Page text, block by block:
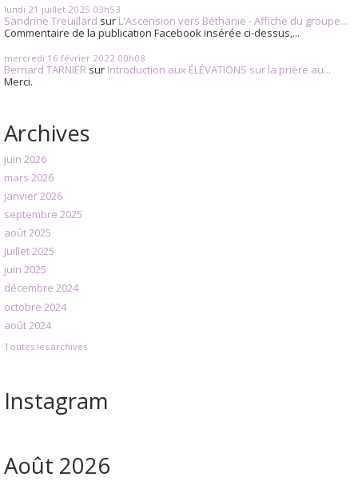
lundi 21 juillet 2025 03h53
Sandrine Treuillard sur L'Ascension vers Béthanie - Affiche du groupe...
Commentaire de la publication Facebook insérée ci-dessus,...
mercredi 16 février 2022 00h08
Bernard TARNIER sur Introduction aux ÉLÉVATIONS sur la prière au...
Merci.
Archives
juin 2026
mars 2026
janvier 2026
septembre 2025
août 2025
juillet 2025
juin 2025
décembre 2024
octobre 2024
août 2024
Toutes les archives
Instagram
Août 2026